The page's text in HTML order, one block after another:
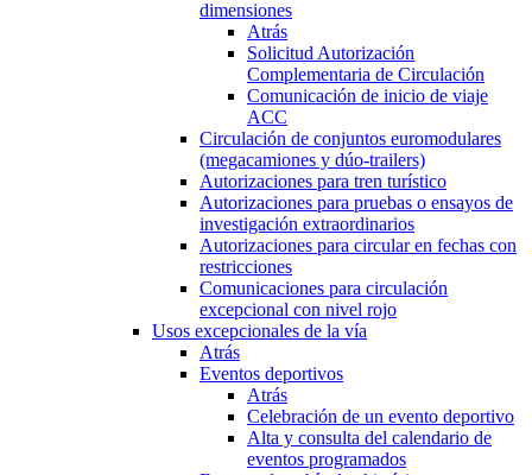
dimensiones
Atrás
Solicitud Autorización
Complementaria de Circulación
Comunicación de inicio de viaje
ACC
Circulación de conjuntos euromodulares
(megacamiones y dúo-trailers)
Autorizaciones para tren turístico
Autorizaciones para pruebas o ensayos de
investigación extraordinarios
Autorizaciones para circular en fechas con
restricciones
Comunicaciones para circulación
excepcional con nivel rojo
Usos excepcionales de la vía
Atrás
Eventos deportivos
Atrás
Celebración de un evento deportivo
Alta y consulta del calendario de
eventos programados